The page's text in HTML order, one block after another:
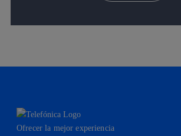
Ofrecer la mejor experiencia